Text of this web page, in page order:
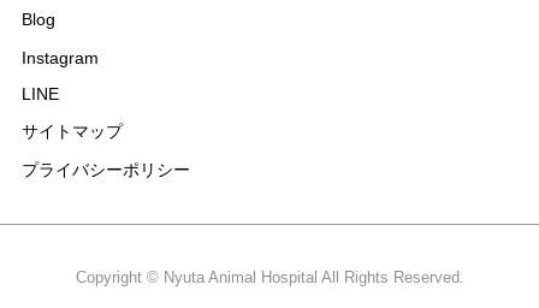
Blog
Instagram
LINE
サイトマップ
プライバシーポリシー
Copyright © Nyuta Animal Hospital All Rights Reserved.